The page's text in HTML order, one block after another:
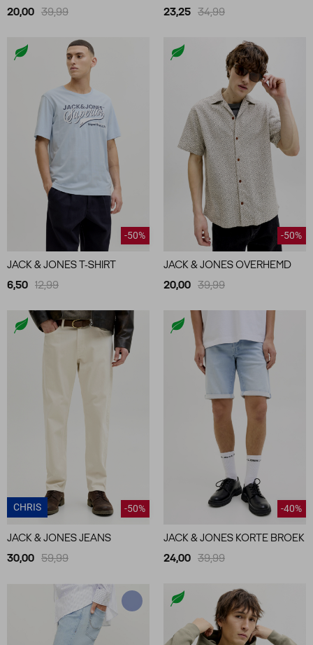
20,00 39,99 23,25 34,99
-50%
JACK & JONES T-SHIRT
6,50 12,99
-50%
JACK & JONES OVERHEMD
20,00 39,99
CHRIS -50%
JACK & JONES JEANS
30,00 59,99
-40%
JACK & JONES KORTE BROEK
24,00 39,99